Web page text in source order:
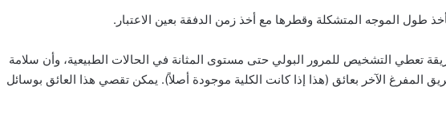
طول الموجه المتشكلة وقطرها مع أخذ زمن الدفقة بعين الاعتبار.
تعطي التشخيص للمرور البولي حتى مستوى المثانة في الحالات الطبيعية، وأن سلامة
المفرغ الآخر بعائق (هذا إذا كانت الكلية موجودة أصلاً). يمكن تقصي هذا العائق بوسائل